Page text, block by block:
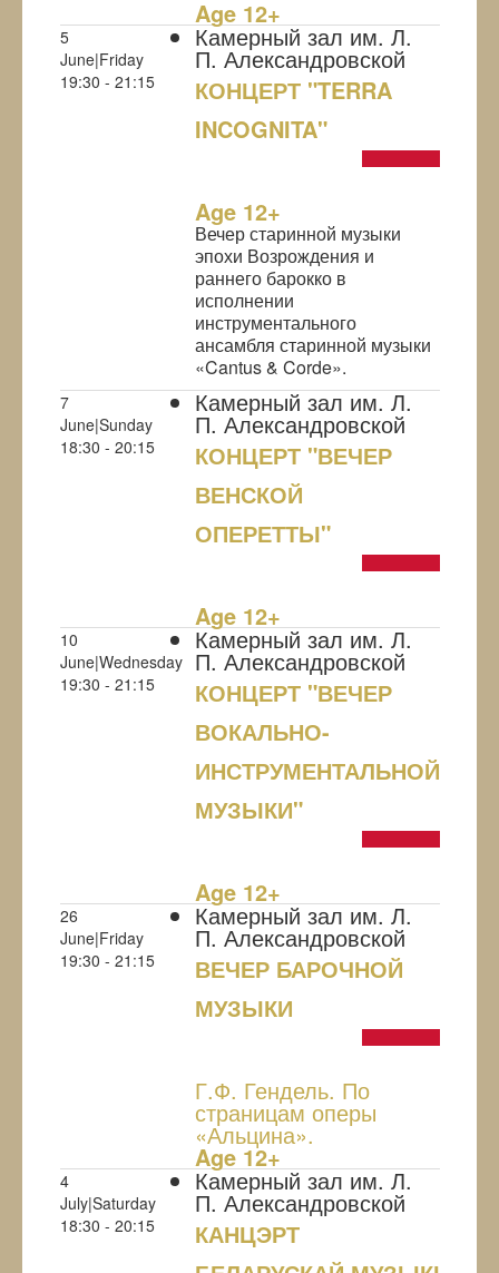
Age 12+
5
June|Friday
19:30 - 21:15
Камерный зал им. Л.
П. Александровской
КОНЦЕРТ "TERRA
INCOGNITA"
Age 12+
Вечер старинной музыки
эпохи Возрождения и
раннего барокко в
исполнении
инструментального
ансамбля старинной музыки
«Cantus & Corde».
7
June|Sunday
18:30 - 20:15
Камерный зал им. Л.
П. Александровской
КОНЦЕРТ "ВЕЧЕР
ВЕНСКОЙ
ОПЕРЕТТЫ"
Age 12+
10
June|Wednesday
19:30 - 21:15
Камерный зал им. Л.
П. Александровской
КОНЦЕРТ "ВЕЧЕР
ВОКАЛЬНО-
ИНСТРУМЕНТАЛЬНОЙ
МУЗЫКИ"
Age 12+
26
June|Friday
19:30 - 21:15
Камерный зал им. Л.
П. Александровской
ВЕЧЕР БАРОЧНОЙ
МУЗЫКИ
Г.Ф. Гендель. По
страницам оперы
«Альцина».
Age 12+
4
July|Saturday
18:30 - 20:15
Камерный зал им. Л.
П. Александровской
КАНЦЭРТ